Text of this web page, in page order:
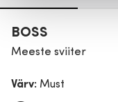
BOSS
Meeste sviiter
Värv: Must